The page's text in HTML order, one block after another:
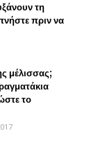
τη
πριν να
μέλισσας;
το